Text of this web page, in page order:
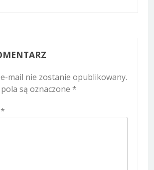
mail nie zostanie opublikowany.
są oznaczone *
*